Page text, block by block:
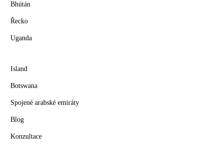
Bhútán
Řecko
Uganda
Island
Botswana
Spojené arabské emiráty
Blog
Konzultace